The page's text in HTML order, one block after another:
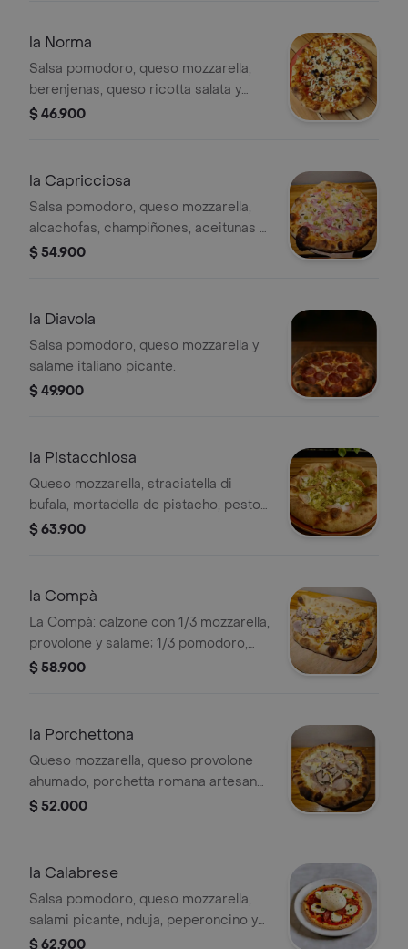
la Norma
Salsa pomodoro, queso mozzarella,
berenjenas, queso ricotta salata y
albahaca
$ 46.900
la Capricciosa
Salsa pomodoro, queso mozzarella,
alcachofas, champiñones, aceitunas y
jamon arrtesanal
$ 54.900
la Diavola
Salsa pomodoro, queso mozzarella y
salame italiano picante.
$ 49.900
la Pistacchiosa
Queso mozzarella, straciatella di
bufala, mortadella de pistacho, pesto
de pistachos y pistachos enteros.
$ 63.900
la Compà
La Compà: calzone con 1/3 mozzarella,
provolone y salame; 1/3 pomodoro,
mozzarella, berenjena y ricotta; 1/3
$ 58.900
la Porchettona
Queso mozzarella, queso provolone
ahumado, porchetta romana artesanal
acompañado por nuestras salsas de
$ 52.000
la Calabrese
Salsa pomodoro, queso mozzarella,
salami picante, nduja, peperoncino y
burrata de bùfala entera.
$ 62.900